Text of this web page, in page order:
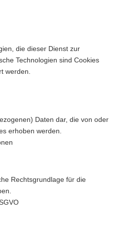
die dieser Dienst zur
Technologien sind Cookies
werden.
Daten dar, die von oder
erhoben werden.
Rechtsgrundlage für die